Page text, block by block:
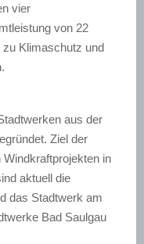
vier
von 22
zu Klimaschutz und
aus der
Ziel der
in
aktuell die
das Stadtwerk am
Bad Saulgau